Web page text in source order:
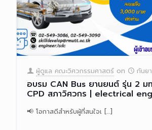
ผู้ดูแล คณะวิศวกรรมศาสตร์ on กันย
อบรม CAN Bus ยานยนต์ รุ่น 2 ม
CPD สภาวิศวกร | electrical
📢 โอกาสดีสำหรับผู้ที่สนใจเ […]